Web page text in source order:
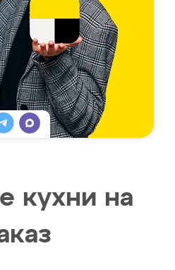
кухни на